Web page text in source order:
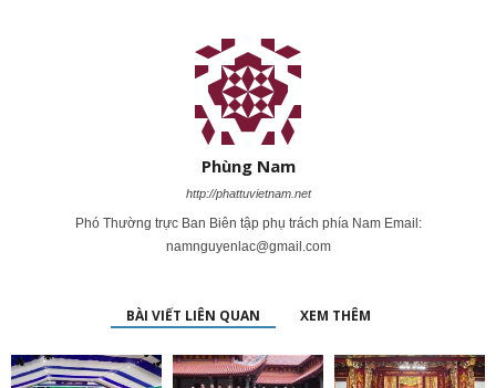
Phùng Nam
http://phattuvietnam.net
Phó Thường trực Ban Biên tập phụ trách phía Nam Email:
namnguyenlac@gmail.com
BÀI VIẾT LIÊN QUAN XEM THÊM